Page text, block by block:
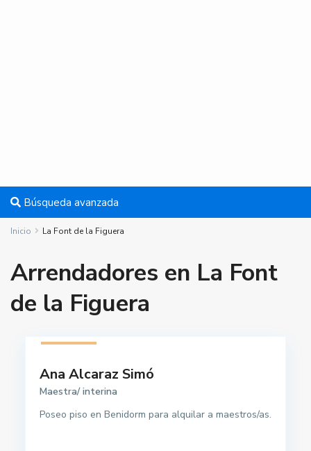
Búsqueda avanzada
Inicio La Font de la Figuera
Arrendadores en La Font
de la Figuera
Ana Alcaraz Simó
Maestra/ interina
Poseo piso en Benidorm para alquilar a maestros/as.